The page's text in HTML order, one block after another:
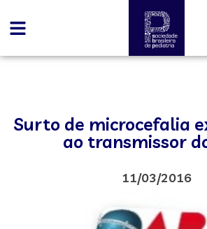
Surto de microcefalia
ao transmissor
11/03/2016